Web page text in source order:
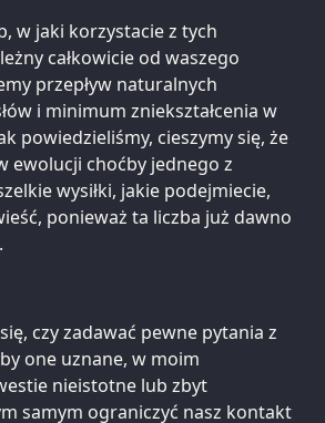
w jaki korzystacie z tych
całkowicie od waszego
przepływ naturalnych
i minimum zniekształcenia w
powiedzieliśmy, cieszymy się, że
ewolucji choćby jednego z
wysiłki, jakie podejmiecie,
ponieważ ta liczba już dawno
czy zadawać pewne pytania z
one uznane, w moim
nieistotne lub zbyt
samym ograniczyć nasz kontakt